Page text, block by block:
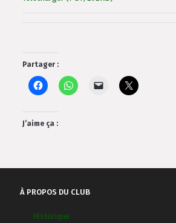
Partager :
J’aime ça :
À PROPOS DU CLUB
Historique